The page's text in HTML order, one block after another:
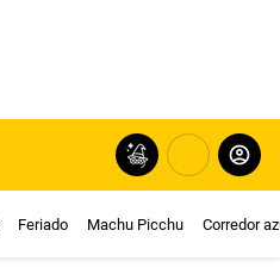
Feriado Machu Picchu Corredor